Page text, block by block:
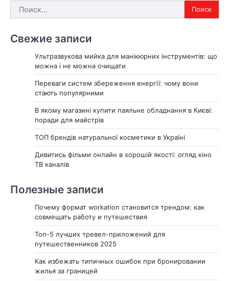
Найти:
Свежие записи
Ультразвукова мийка для манікюрних інструментів: що
можна і не можна очищати
Переваги систем збереження енергії: чому вони
стають популярними
В якому магазині купити паяльне обладнання в Києві:
поради для майстрів
ТОП брендів натуральної косметики в Україні
Дивитись фільми онлайн в хорошій якості: огляд кіно
ТВ каналів
Полезные записи
Почему формат workation становится трендом: как
совмещать работу и путешествия
Топ-5 лучших тревел-приложений для
путешественников 2025
Как избежать типичных ошибок при бронировании
жилья за границей